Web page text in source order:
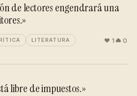
de lectores engendrará una
LITERATURA 1 0
libre de impuestos.»